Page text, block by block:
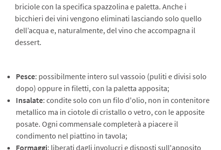
briciole con la specifica spazzolina e paletta. Anche i
bicchieri dei vini vengono eliminati la­sciando solo quello
dell’acqua e, natural­mente, del vino che accompagna il
des­sert.
Pesce: possibilmente intero sul vassoio (puliti e divisi solo
dopo) oppure in filetti, con la paletta apposita;
Insalate: condite solo con un filo d'olio, non in contenitore
metallico ma in ciotole di cristallo o vetro, con le apposite
posate. Ogni commensale completerà a piacere il
condimento nel piattino in tavola;
Formaggi: liberati dagli involucri e disposti sull'apposito